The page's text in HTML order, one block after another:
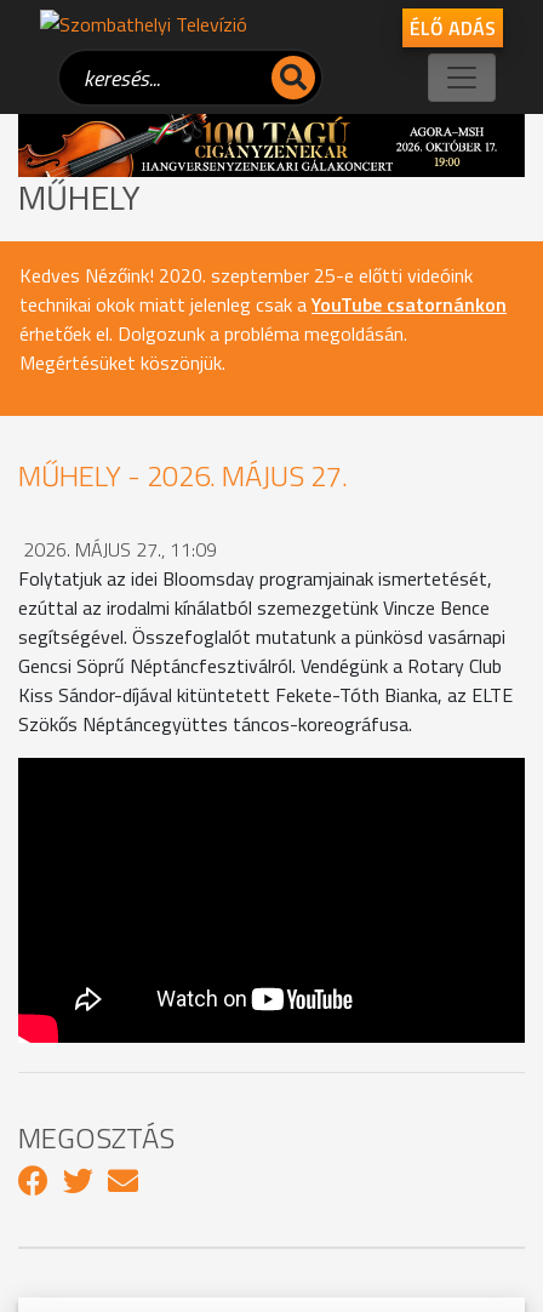
ÉLŐ ADÁS
MŰHELY
Kedves Nézőink! 2020. szeptember 25-e előtti videóink
technikai okok miatt jelenleg csak aYouTube csatornánkon
érhetőek el. Dolgozunk a probléma megoldásán.
Megértésüket köszönjük.
MŰHELY - 2026. MÁJUS 27.
2026. MÁJUS 27., 11:09
Folytatjuk az idei Bloomsday programjainak ismertetését,
ezúttal az irodalmi kínálatból szemezgetünk Vincze Bence
segítségével. Összefoglalót mutatunk a pünkösd vasárnapi
Gencsi Söprű Néptáncfesztiválról. Vendégünk a Rotary Club
Kiss Sándor-díjával kitüntetett Fekete-Tóth Bianka, az ELTE
Szökős Néptáncegyüttes táncos-koreográfusa.
MEGOSZTÁS